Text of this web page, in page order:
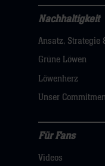
hier
Nachhaltigkeit
Navigation
öffnen,
dann
klicken
hier
Nachhaltigkeit
Ansatz, Strategie
Grüne Löwen
Löwenherz
Unser
Fans
Für Fans
Videos